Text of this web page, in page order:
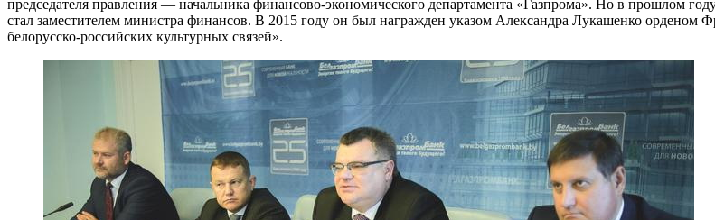
председателя правления — начальника финансово-экономического департамента «Газпрома». Но в прошлом
стал заместителем министра финансов. В 2015 году он был награжден указом Александра Лукашенко
белорусско-российских культурных связей».